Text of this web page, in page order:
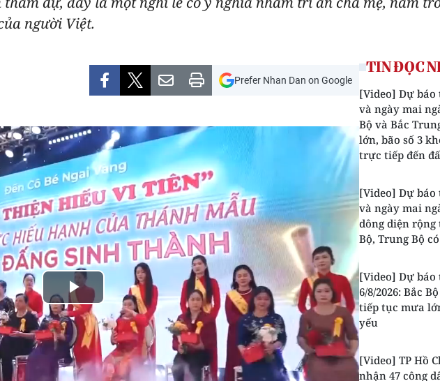
người Việt.
Prefer Nhan Dan on Google
Play
Video
TIN ĐỌC
[Video] Dự
và ngày mai
Bộ và Bắc
lớn, bão số 3
trực tiếp đến
[Video] Dự
và ngày mai
dông diện rộng
Bộ, Trung Bộ
[Video] Dự
6/8/2026: Bắc
tiếp tục mưa
yếu
[Video] TP Hồ
nhận 47 công